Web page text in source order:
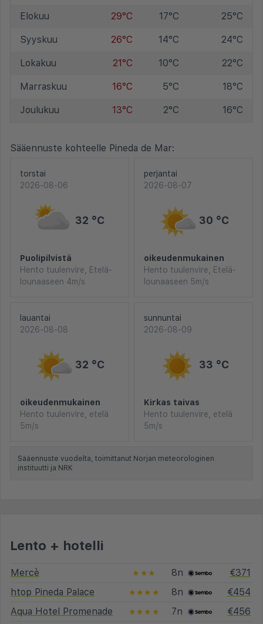
Elokuu 29°C 17°C 25°C
Syyskuu 26°C 14°C 24°C
Lokakuu 21°C 10°C 22°C
Marraskuu 16°C 5°C 18°C
Joulukuu 13°C 2°C 16°C
Sääennuste kohteelle Pineda de Mar:
torstai
2026-08-06
32 °C
Puolipilvistä
Hento tuulenvire, Etelä-
lounaaseen 4m/s
perjantai
2026-08-07
30 °C
oikeudenmukainen
Hento tuulenvire, Etelä-
lounaaseen 5m/s
lauantai
2026-08-08
32 °C
oikeudenmukainen
Hento tuulenvire, etelä
5m/s
sunnuntai
2026-08-09
33 °C
Kirkas taivas
Hento tuulenvire, etelä
5m/s
Sääennuste vuodelta, toimittanut Norjan meteorologinen
instituutti ja NRK
Lento + hotelli
Mercè ★★★ 8n
€371
htop Pineda Palace
★★★★ 8n
€454
Aqua Hotel Promenade
★★★★ 7n
€456